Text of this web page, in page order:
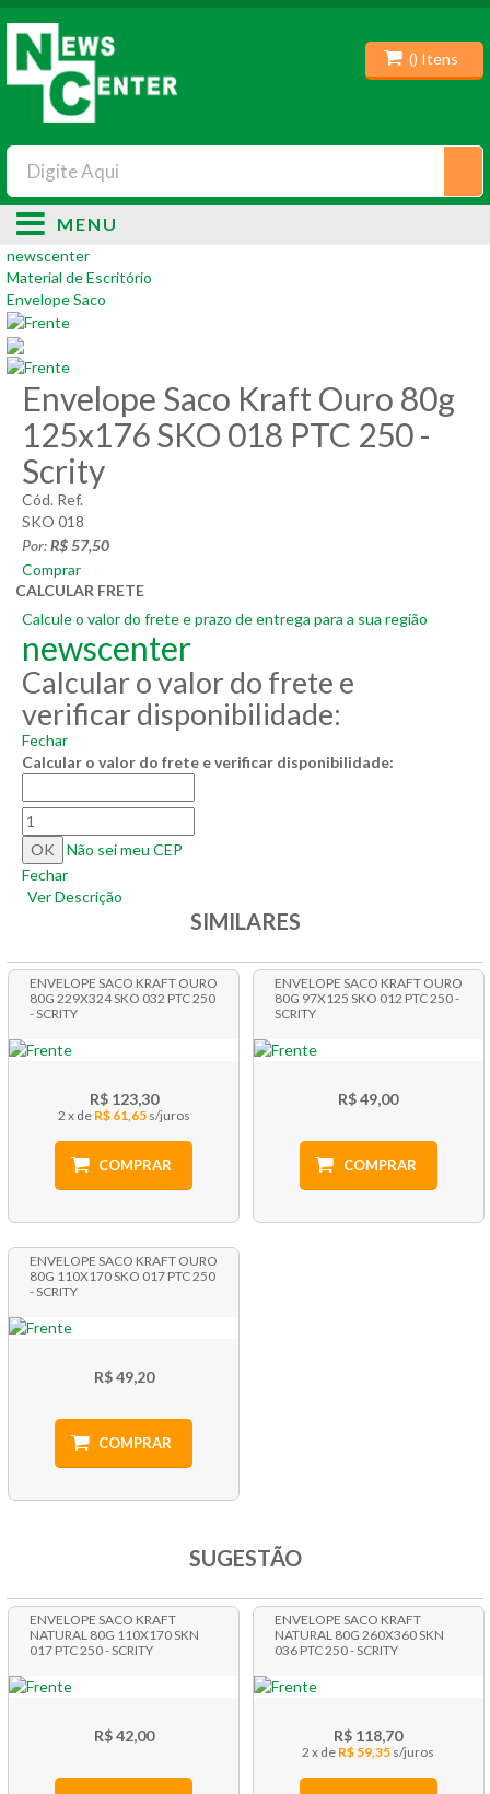
() Itens
MENU
newscenter
Material de Escritório
Envelope Saco
Envelope Saco Kraft Ouro 80g
125x176 SKO 018 PTC 250 -
Scrity
Cód. Ref.
SKO 018
Por:R$ 57,50
Comprar
CALCULAR FRETE
Calcule o valor do frete e prazo de entrega para a sua região
newscenter
Calcular o valor do frete e
verificar disponibilidade:
Fechar
Calcular o valor do frete e verificar disponibilidade:
Não sei meu CEP
Fechar
Ver Descrição
SIMILARES
ENVELOPE SACO KRAFT OURO
80G 229X324 SKO 032 PTC 250
- SCRITY
R$ 123,30
2 x R$ 61,65
COMPRAR
ENVELOPE SACO KRAFT OURO
80G 97X125 SKO 012 PTC 250 -
SCRITY
R$ 49,00
COMPRAR
ENVELOPE SACO KRAFT OURO
80G 110X170 SKO 017 PTC 250
- SCRITY
R$ 49,20
COMPRAR
SUGESTÃO
ENVELOPE SACO KRAFT
NATURAL 80G 110X170 SKN
017 PTC 250 - SCRITY
R$ 42,00
ENVELOPE SACO KRAFT
NATURAL 80G 260X360 SKN
036 PTC 250 - SCRITY
R$ 118,70
2 x R$ 59,35